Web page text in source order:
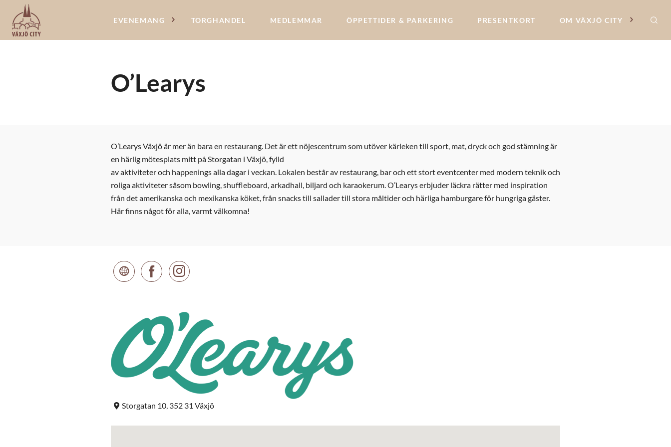
EVENEMANG TORGHANDEL MEDLEMMAR ÖPPETTIDER & PARKERING PRESENTKORT OM VÄXJÖ CITY
O’Learys
O’Learys Växjö är mer än bara en restaurang. Det är ett nöjescentrum som utöver kärleken till sport, mat, dryck och god stämning är
en härlig mötesplats mitt på Storgatan i Växjö, fylld
av aktiviteter och happenings alla dagar i veckan. Lokalen består av restaurang, bar och ett stort eventcenter med modern teknik och
roliga aktiviteter såsom bowling, shuffleboard, arkadhall, biljard och karaokerum. O’Learys erbjuder läckra rätter med inspiration
från det amerikanska och mexikanska köket, från snacks till sallader till stora måltider och härliga hamburgare för hungriga gäster.
Här finns något för alla, varmt välkomna!
Storgatan 10, 352 31 Växjö